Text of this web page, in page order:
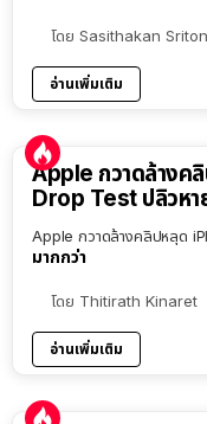
โดย Sasithakan
อ่านเพิ่มเติม
Apple กวาดล้างค
Drop Test ปลิวหา
Apple กวาดล้างคลิปหลุด
มากกว่า
โดย Thitirath Kinaret
อ่านเพิ่มเติม